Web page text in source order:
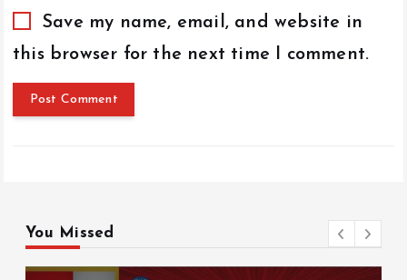
Save my name, email, and website in
this browser for the next time I comment.
You Missed